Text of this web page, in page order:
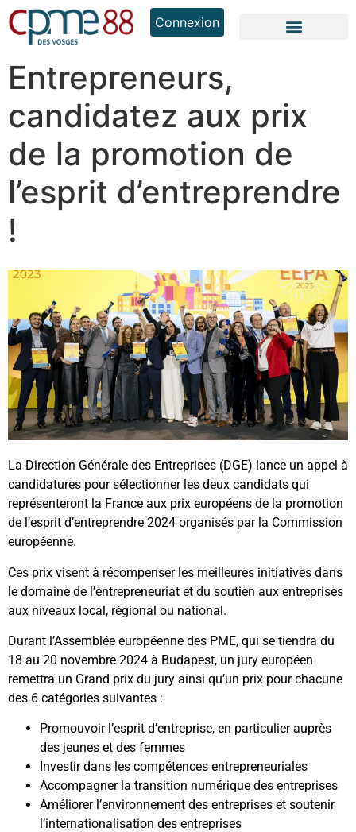
Connexion
Entrepreneurs,
candidatez aux prix
de la promotion de
l’esprit d’entreprendre
!
La Direction Générale des Entreprises (DGE) lance un appel à
candidatures pour sélectionner les deux candidats qui
représenteront la France aux prix européens de la promotion
de l’esprit d’entreprendre 2024 organisés par la Commission
européenne.
Ces prix visent à récompenser les meilleures initiatives dans
le domaine de l’entrepreneuriat et du soutien aux entreprises
aux niveaux local, régional ou national.
Durant l’Assemblée européenne des PME, qui se tiendra du
18 au 20 novembre 2024 à Budapest, un jury européen
remettra un Grand prix du jury ainsi qu’un prix pour chacune
des 6 catégories suivantes :
Promouvoir l’esprit d’entreprise, en particulier auprès
des jeunes et des femmes
Investir dans les compétences entrepreneuriales
Accompagner la transition numérique des entreprises
Améliorer l’environnement des entreprises et soutenir
l’internationalisation des entreprises